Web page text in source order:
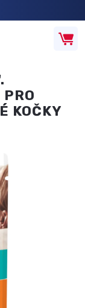
Hledat
KOČKY